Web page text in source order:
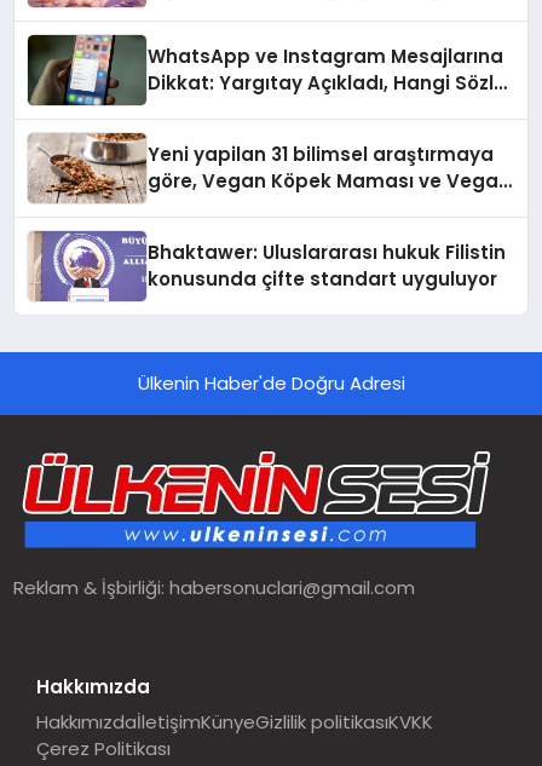
WhatsApp ve Instagram Mesajlarına
Dikkat: Yargıtay Açıkladı, Hangi Sözler
Yeni yapilan 31 bilimsel araştırmaya
göre, Vegan Köpek Maması ve Vegan
Bhaktawer: Uluslararası hukuk Filistin
konusunda çifte standart uyguluyor
Ülkenin Haber'de Doğru Adresi
Reklam & İşbirliği:habersonuclari@gmail.com
Hakkımızda
HakkımızdaİletişimKünyeGizlilik politikasıKVKK
Çerez Politikası